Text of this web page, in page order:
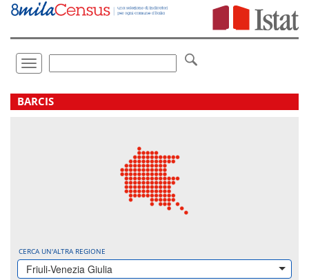
Vai
direttamente
Toggle
navigation
.
BARCIS
CERCA UN'ALTRA REGIONE
Friuli-Venezia Giulia